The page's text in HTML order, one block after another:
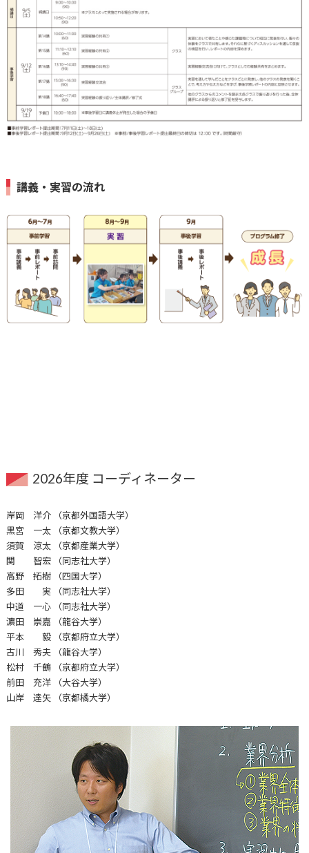
講義・実習の流れ
2026年度 コーディネーター
岸岡 洋介 （京都外国語大学）
黒宮 一太 （京都文教大学）
須賀 涼太 （京都産業大学）
関 智宏 （同志社大学）
高野 拓樹 （四国大学）
多田 実 （同志社大学）
中道 一心 （同志社大学）
濵田 崇嘉 （龍谷大学）
平本 毅 （京都府立大学）
古川 秀夫 （龍谷大学）
松村 千鶴 （京都府立大学）
前田 充洋 （大谷大学）
山岸 達矢 （京都橘大学）